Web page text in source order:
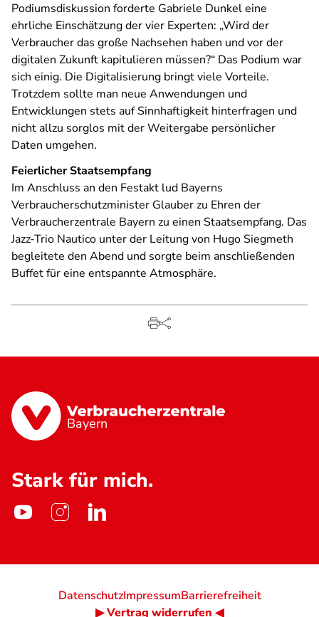
Podiumsdiskussion forderte Gabriele Dunkel eine
ehrliche Einschätzung der vier Experten: „Wird der
Verbraucher das große Nachsehen haben und vor der
digitalen Zukunft kapitulieren müssen?“ Das Podium war
sich einig. Die Digitalisierung bringt viele Vorteile.
Trotzdem sollte man neue Anwendungen und
Entwicklungen stets auf Sinnhaftigkeit hinterfragen und
nicht allzu sorglos mit der Weitergabe persönlicher
Daten umgehen.
Feierlicher Staatsempfang
Im Anschluss an den Festakt lud Bayerns
Verbraucherschutzminister Glauber zu Ehren der
Verbraucherzentrale Bayern zu einen Staatsempfang. Das
Jazz-Trio Nautico unter der Leitung von Hugo Siegmeth
begleitete den Abend und sorgte beim anschließenden
Buffet für eine entspannte Atmosphäre.
Bayern
Stark für mich.
DatenschutzImpressumBarrierefreiheit
▶ Vertrag widerrufen ◀